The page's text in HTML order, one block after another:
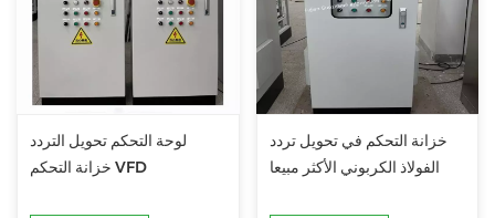
لوحة التحكم تحويل التردد
خزانة التحكم VFD
خزانة التحكم في تحويل تردد
الفولاذ الكربوني الأكثر مبيعا